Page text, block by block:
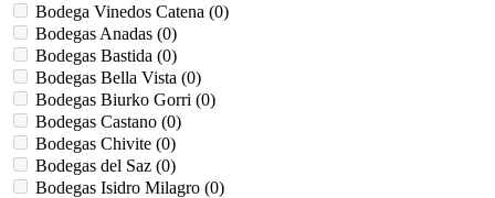
Bodega Vinedos Catena (0)
Bodegas Anadas (0)
Bodegas Bastida (0)
Bodegas Bella Vista (0)
Bodegas Biurko Gorri (0)
Bodegas Castano (0)
Bodegas Chivite (0)
Bodegas del Saz (0)
Bodegas Isidro Milagro (0)